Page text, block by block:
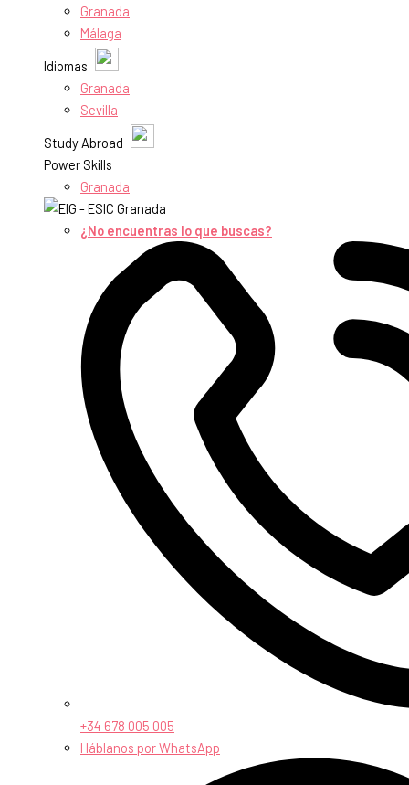
Granada
Málaga
Idiomas
Granada
Sevilla
Study Abroad
Power Skills
Granada
¿No encuentras lo que buscas?
+34 678 005 005
Háblanos por WhatsApp